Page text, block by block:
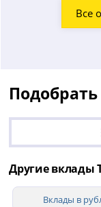
Все
Другие вклады
Вклады в